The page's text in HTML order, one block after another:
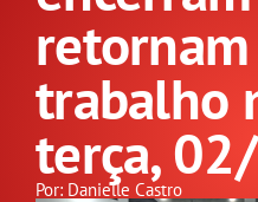
Benefícios
Setor jurídico
CONGRESSOS
GREVE
trabalho
terça,
Por: Danielle Castro